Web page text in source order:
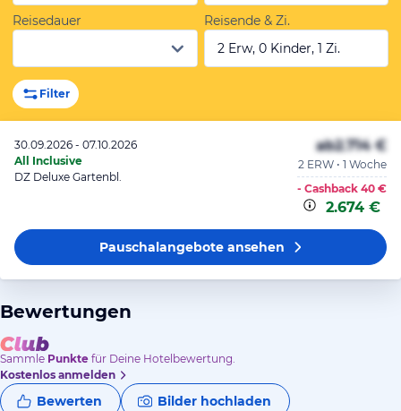
Reisedauer
Reisende & Zi.
2 Erw, 0 Kinder, 1 Zi.
Filter
30.09.2026 - 07.10.2026
All Inclusive
DZ Deluxe Gartenbl.
ab2.714 €
2 ERW • 1 Woche
- Cashback 40 €
2.674 €
Pauschalangeboteansehen
Bewertungen
Sammle Punkte für Deine Hotelbewertung.
Kostenlos anmelden
Bewerten Bilder hochladen